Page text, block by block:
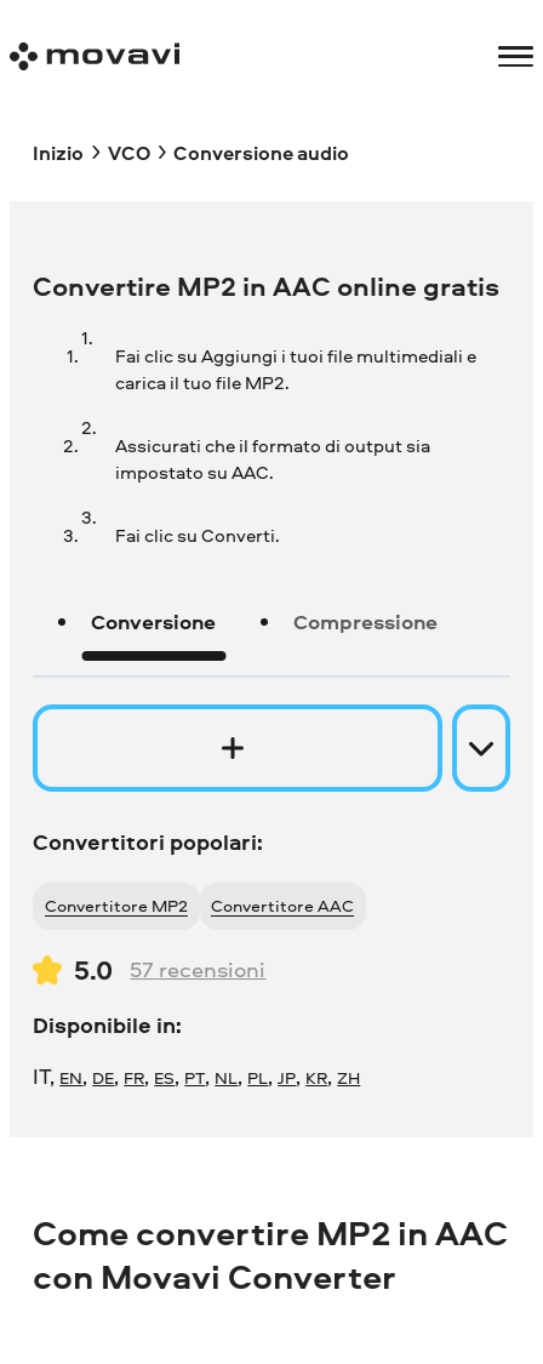
Inizio VCO Conversione audio
Convertire MP2 in AAC online gratis
Fai clic su Aggiungi i tuoi file multimediali e
carica il tuo file MP2.
Assicurati che il formato di output sia
impostato su AAC.
Fai clic su Converti.
Conversione Compressione
Convertitori popolari:
Convertitore MP2 Convertitore AAC
5.0 57 recensioni
Disponibile in:
IT, EN, DE, FR, ES, PT, NL, PL,JP, KR,ZH
Come convertire MP2 in AAC
con Movavi Converter